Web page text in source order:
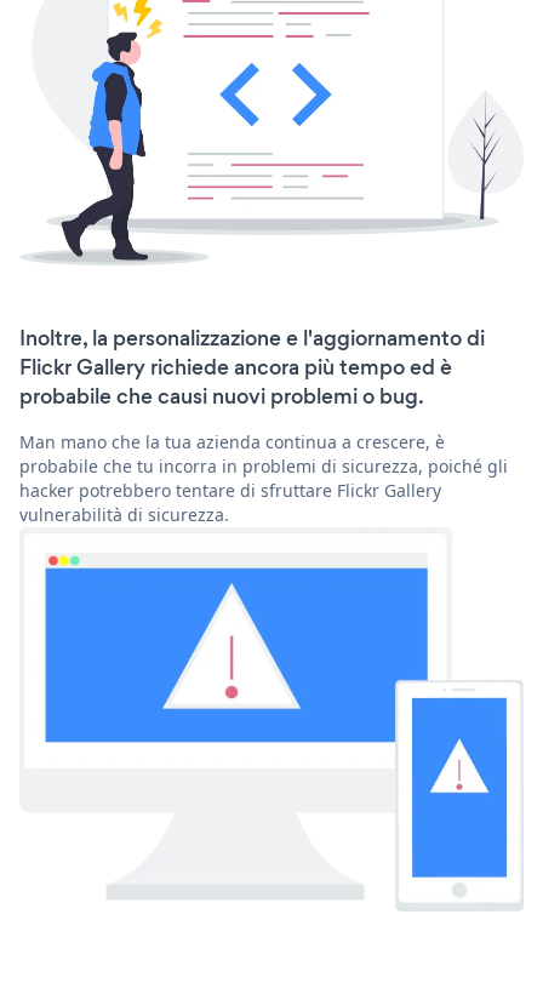
Inoltre, la personalizzazione e l'aggiornamento di
Flickr Gallery richiede ancora più tempo ed è
probabile che causi nuovi problemi o bug.
Man mano che la tua azienda continua a crescere, è
probabile che tu incorra in problemi di sicurezza, poiché gli
hacker potrebbero tentare di sfruttare Flickr Gallery
vulnerabilità di sicurezza.